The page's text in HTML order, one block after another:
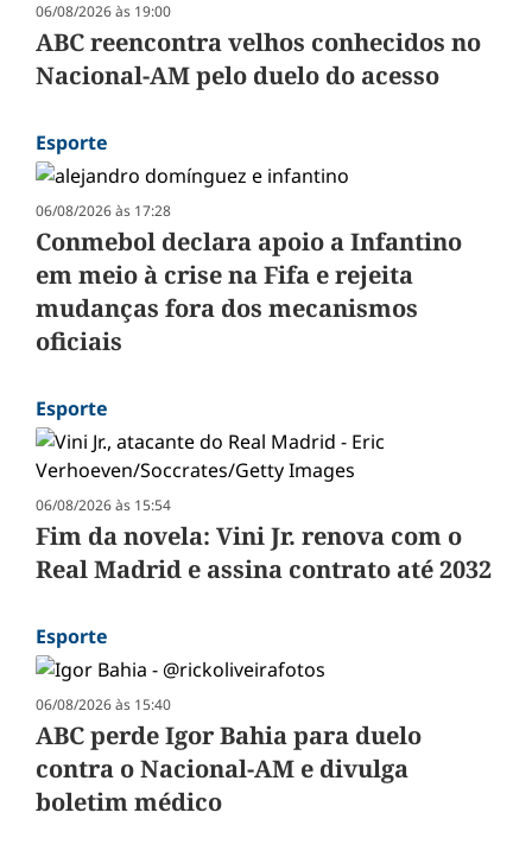
06/08/2026 às 19:00
ABC reencontra velhos conhecidos no
Nacional-AM pelo duelo do acesso
Esporte
06/08/2026 às 17:28
Conmebol declara apoio a Infantino
em meio à crise na Fifa e rejeita
mudanças fora dos mecanismos
oficiais
Esporte
06/08/2026 às 15:54
Fim da novela: Vini Jr. renova com o
Real Madrid e assina contrato até 2032
Esporte
06/08/2026 às 15:40
ABC perde Igor Bahia para duelo
contra o Nacional-AM e divulga
boletim médico